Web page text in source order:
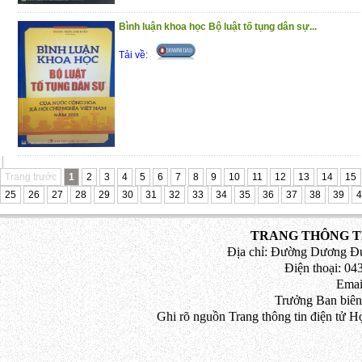
Bình luận khoa học Bộ luật tố tụng dân sự...
Tải về:
Trang trước 1 2 3 4 5 6 7 8 9 10 11 12 13 14
15
25
26 27 28 29 30 31 32 33 34 35 36 37 38 39
TRANG THÔNG
Địa chỉ: Đường Dương
Điện thoại:
Trưởng Ban
Ghi rõ nguồn Trang thông tin điện tử